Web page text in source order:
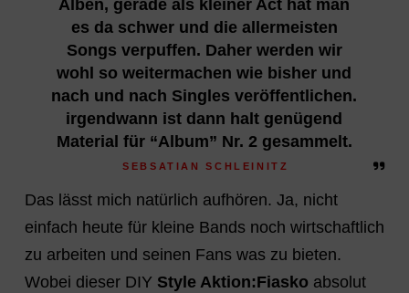
Alben, gerade als kleiner Act hat man
es da schwer und die allermeisten
Songs verpuffen. Daher werden wir
wohl so weitermachen wie bisher und
nach und nach Singles veröffentlichen.
irgendwann ist dann halt genügend
Material für “Album” Nr. 2 gesammelt.
SEBSATIAN SCHLEINITZ
Das lässt mich natürlich aufhören. Ja, nicht
einfach heute für kleine Bands noch wirtschaftlich
zu arbeiten und seinen Fans was zu bieten.
Wobei dieser DIY Style Aktion:Fiasko absolut